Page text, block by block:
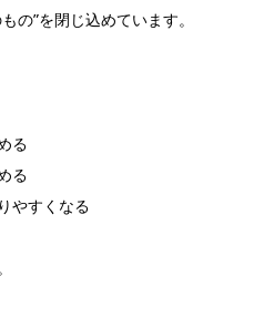
の”を閉じ込めています。
る
る
やすくなる